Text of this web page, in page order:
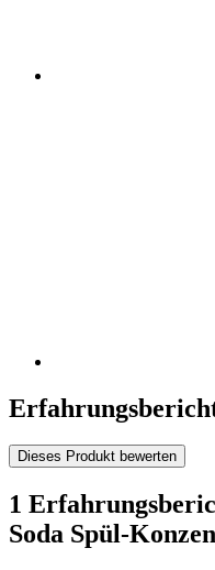
Dieses Produkt bewerten
1
Soda Spül-